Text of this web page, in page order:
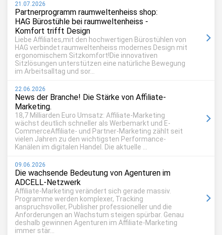
21.07.2026
Partnerprogramm raumweltenheiss shop:
HAG Bürostühle bei raumweltenheiss -
Komfort trifft Design
Liebe Affiliates,mit den hochwertigen Bürostühlen von
HAG verbindet raumweltenheiss modernes Design mit
ergonomischem Sitzkomfort!Die innovativen
Sitzlösungen unterstützen eine natürliche Bewegung
im Arbeitsalltag und sor...
22.06.2026
News der Branche! Die Stärke von Affiliate-
Marketing.
18,7 Milliarden Euro Umsatz: Affiliate-Marketing
wächst deutlich schneller als Werbemarkt und E-
CommerceAffiliate- und Partner-Marketing zählt seit
vielen Jahren zu den wichtigsten Performance-
Kanälen im digitalen Handel. Die aktuelle ...
09.06.2026
Die wachsende Bedeutung von Agenturen im
ADCELL-Netzwerk
Affiliate-Marketing verändert sich gerade massiv.
Programme werden komplexer, Tracking
anspruchsvoller, Publisher professioneller und die
Anforderungen an Wachstum steigen spürbar. Genau
deshalb gewinnen Agenturen im Affiliate-Marketing
immer stär...